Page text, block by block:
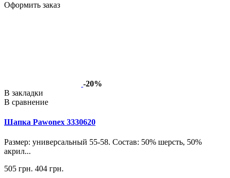
Оформить заказ
-20%
В закладки
В сравнение
Шапка Pawonex 3330620
Размер: универсальный 55-58. Состав: 50% шерсть, 50%
акрил...
505 грн. 404 грн.